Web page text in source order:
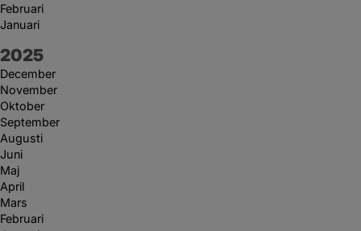
Februari
Januari
År:
2025
December
November
Oktober
September
Augusti
Juni
Maj
April
Mars
Februari